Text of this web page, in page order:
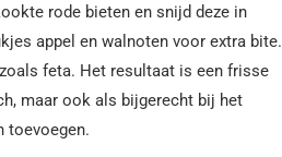
rode bieten en snijd deze in
appel en walnoten voor extra bite.
feta. Het resultaat is een frisse
maar ook als bijgerecht bij het
toevoegen.